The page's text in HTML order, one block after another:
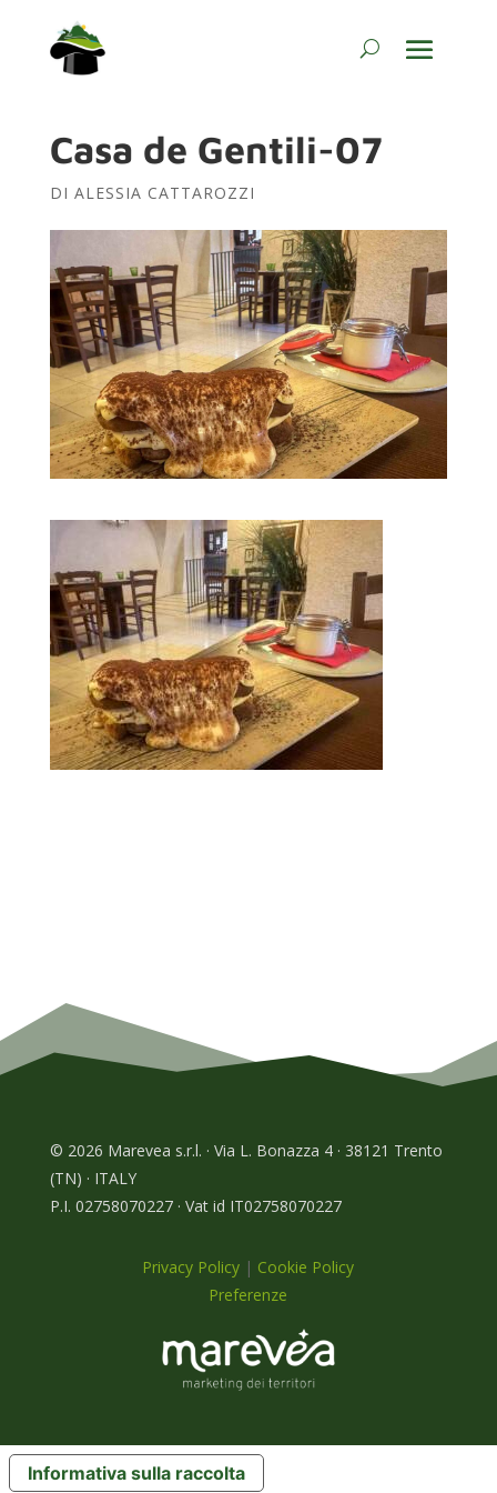
Casa de Gentili-07
DI ALESSIA CATTAROZZI
© 2026 Marevea s.r.l. · Via L. Bonazza 4 · 38121 Trento
(TN) · ITALY
P.I. 02758070227 · Vat id IT02758070227
Privacy Policy | Cookie Policy
Preferenze
Informativa sulla raccolta